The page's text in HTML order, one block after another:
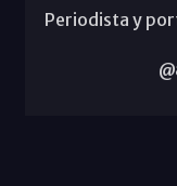
Periodista y